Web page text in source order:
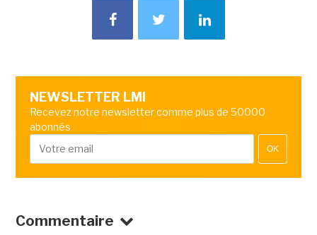
NEWSLETTER LMI
Recevez notre newsletter comme plus de 50000
abonnés
OK
Commentaire